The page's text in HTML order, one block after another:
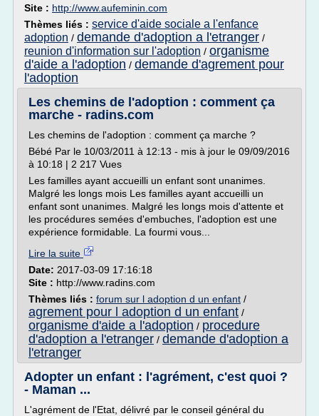
Site : http://www.aufeminin.com
Thèmes liés : service d'aide sociale a l'enfance
adoption / demande d'adoption a l'etranger /
reunion d'information sur l'adoption / organisme
d'aide a l'adoption / demande d'agrement pour
l'adoption
Les chemins de l'adoption : comment ça
marche - radins.com
Les chemins de l'adoption : comment ça marche ?
Bébé Par le 10/03/2011 à 12:13 - mis à jour le 09/09/2016
à 10:18 | 2 217 Vues
Les familles ayant accueilli un enfant sont unanimes.
Malgré les longs mois Les familles ayant accueilli un
enfant sont unanimes. Malgré les longs mois d'attente et
les procédures semées d'embuches, l'adoption est une
expérience formidable. La fourmi vous...
Lire la suite
Date: 2017-03-09 17:16:18
Site : http://www.radins.com
Thèmes liés : forum sur l adoption d un enfant /
agrement pour l adoption d un enfant /
organisme d'aide a l'adoption / procedure
d'adoption a l'etranger / demande d'adoption a
l'etranger
Adopter un enfant : l'agrément, c'est quoi ?
- Maman ...
L'agrément de l'Etat, délivré par le conseil général du